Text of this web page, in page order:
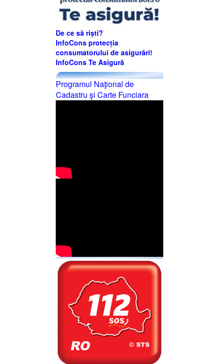
De ce să riști?
InfoCons protecția
consumatorului de asigurări!
InfoCons Te Asigură
Programul Naţional de
Cadastru şi Carte Funciara